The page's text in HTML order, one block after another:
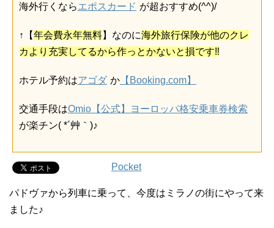
海外行くならエポスカード が超おすすめ(^^)/
↑【年会費永年無料】なのに海外旅行保険が他のクレ
カより充実してるから作っとかないと損です‼
ホテル予約はアゴダ か 【Booking.com】
交通手段はOmio【公式】ヨーロッパ格安乗車券検索
が楽チン( *´艸｀)♪
Pocket
パドヴァから列車に乗って、今度はミラノの街にやって来
ました♪